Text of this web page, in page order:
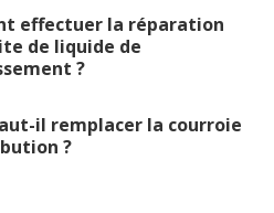
effectuer la réparation
de liquide de
?
il remplacer la courroie
?